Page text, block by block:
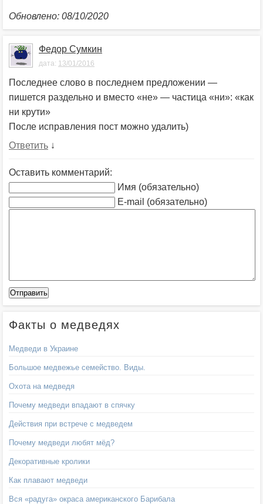
Обновлено: 08/10/2020
Федор Сумкин
дата: 13/01/2016
Последнее слово в последнем предложении —
пишется раздельно и вместо «не» — частица «ни»: «как
ни крути»
После исправления пост можно удалить)
Ответить ↓
Оставить комментарий:
Имя (обязательно)
E-mail (обязательно)
Факты о медведях
Медведи в Украине
Большое медвежье семейство. Виды.
Охота на медведя
Почему медведи впадают в спячку
Действия при встрече с медведем
Почему медведи любят мёд?
Декоративные кролики
Как плавают медведи
Вся «радуга» окраса американского Барибала